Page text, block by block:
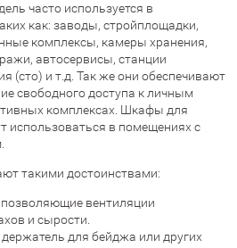
часто используется в
как: заводы, стройплощадки,
комплексы, камеры хранения,
автосервисы, станции
(сто) и т.д. Так же они обеспечивают
свободного доступа к личным
комплексах. Шкафы для
в помещениях с
такими достоинствами:
вентиляции
и сырости.
для бейджа или других